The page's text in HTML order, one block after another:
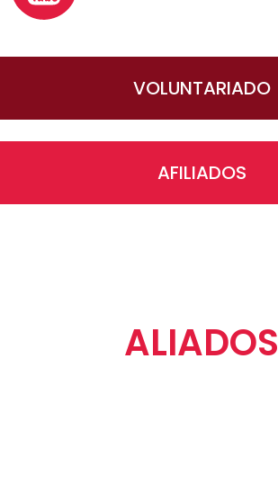
VOLUNTARIADO
AFILIADOS
ALIADOS